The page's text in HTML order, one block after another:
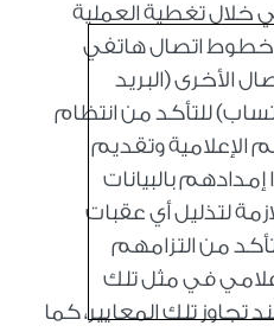
خلال تغطية العملية
وتم تخصيص (4) خطوط اتصال هاتفي
الأخرى (البريد
للتأكد من انتظام
وتقديم
إمدادهم بالبيانات
لتذليل أي عقبات
من التزامهم
في مثل تلك
تجاوز تلك المعايير، كما